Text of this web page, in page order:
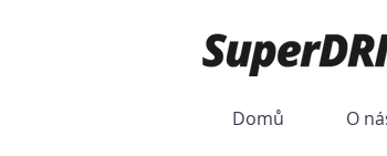
Domů O